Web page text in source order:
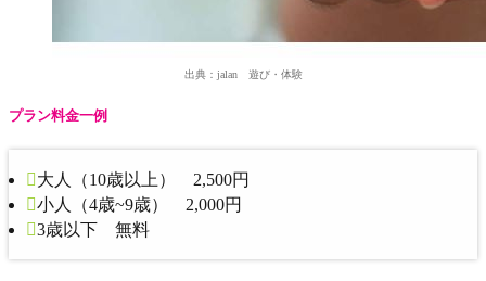
出典：jalan 遊び・体験
プラン料金一例
大人（10歳以上） 2,500円
小人（4歳~9歳） 2,000円
3歳以下 無料